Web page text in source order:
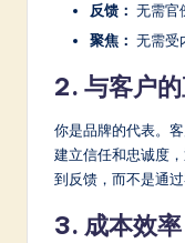
反馈： 无需官
聚焦： 无需受
2. 与客户
你是品牌的代表。
建立信任和忠诚度
到反馈，而不是通
3. 成本效率